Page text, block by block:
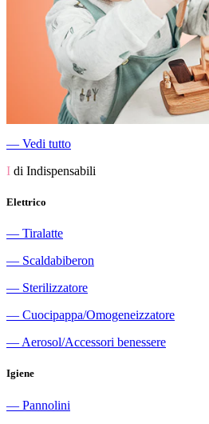
― Vedi tutto
I di Indispensabili
Elettrico
― Tiralatte
― Scaldabiberon
― Sterilizzatore
― Cuocipappa/Omogeneizzatore
― Aerosol/Accessori benessere
Igiene
― Pannolini